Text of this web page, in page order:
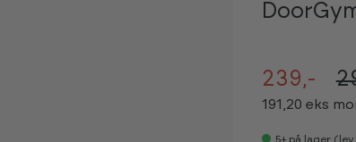
239,-
191,20 eks
5+ på lager